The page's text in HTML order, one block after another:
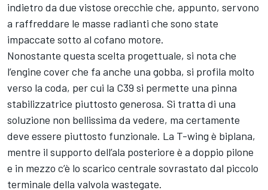
indietro da due vistose orecchie che, appunto, servono
a raffreddare le masse radianti che sono state
impaccate sotto al cofano motore.
Nonostante questa scelta progettuale, si nota che
l’engine cover che fa anche una gobba, si profila molto
verso la coda, per cui la C39 si permette una pinna
stabilizzatrice piuttosto generosa. Si tratta di una
soluzione non bellissima da vedere, ma certamente
deve essere piuttosto funzionale. La T-wing è biplana,
mentre il supporto dell’ala posteriore è a doppio pilone
e in mezzo c’è lo scarico centrale sovrastato dal piccolo
terminale della valvola wastegate.